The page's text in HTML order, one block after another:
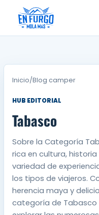
contenido
Inicio/Blog camper
HUB EDITORIAL
Tabasco
Sobre la Categoría
rica en cultura,
variedad de
los tipos de viajeros.
herencia maya y
categoría de